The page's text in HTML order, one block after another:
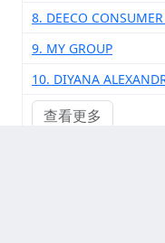
8. DEECO
9. MY GROUP
10. DIYANA
查看更多